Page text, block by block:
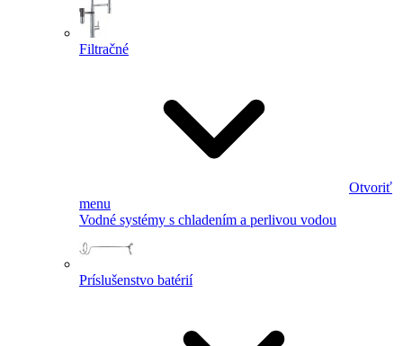
Filtračné
Otvoriť
menu
Vodné systémy s chladením a perlivou vodou
Príslušenstvo batérií